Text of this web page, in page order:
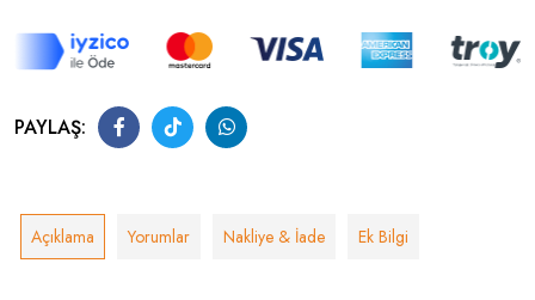
PAYLAŞ:
Açıklama Yorumlar Nakliye & İade Ek Bilgi